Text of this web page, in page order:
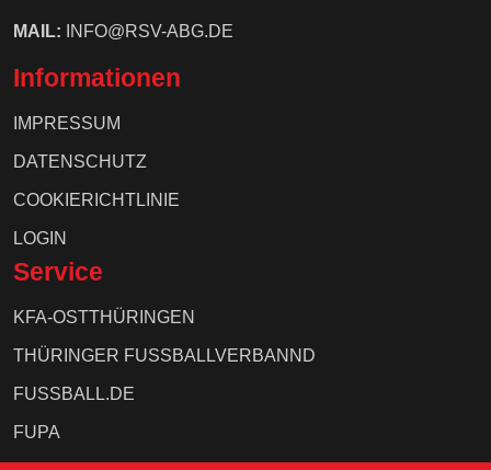
MAIL: INFO@RSV-ABG.DE
Informationen
IMPRESSUM
DATENSCHUTZ
COOKIERICHTLINIE
LOGIN
Service
KFA-OSTTHÜRINGEN
THÜRINGER FUSSBALLVERBANND
FUSSBALL.DE
FUPA